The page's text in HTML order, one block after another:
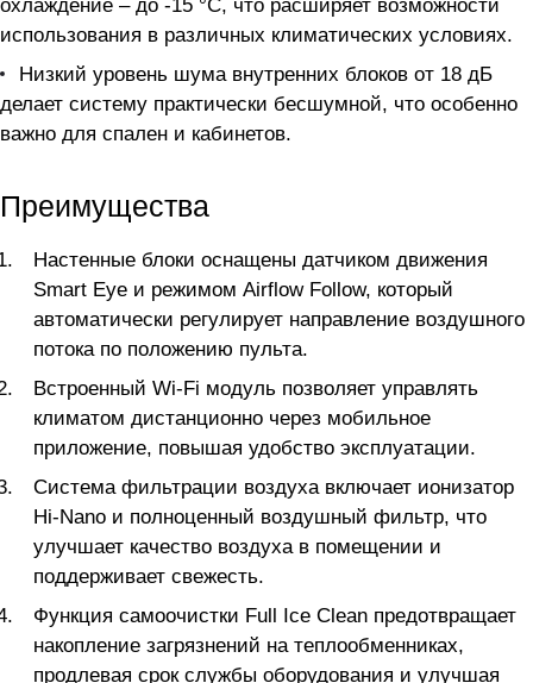
охлаждение – до -15 °C, что расширяет возможности
использования в различных климатических условиях.
Низкий уровень шума внутренних блоков от 18 дБ
делает систему практически бесшумной, что особенно
важно для спален и кабинетов.
Преимущества
Настенные блоки оснащены датчиком движения
Smart Eye и режимом Airflow Follow, который
автоматически регулирует направление воздушного
потока по положению пульта.
Встроенный Wi-Fi модуль позволяет управлять
климатом дистанционно через мобильное
приложение, повышая удобство эксплуатации.
Система фильтрации воздуха включает ионизатор
Hi-Nano и полноценный воздушный фильтр, что
улучшает качество воздуха в помещении и
поддерживает свежесть.
Функция самоочистки Full Ice Clean предотвращает
накопление загрязнений на теплообменниках,
продлевая срок службы оборудования и улучшая